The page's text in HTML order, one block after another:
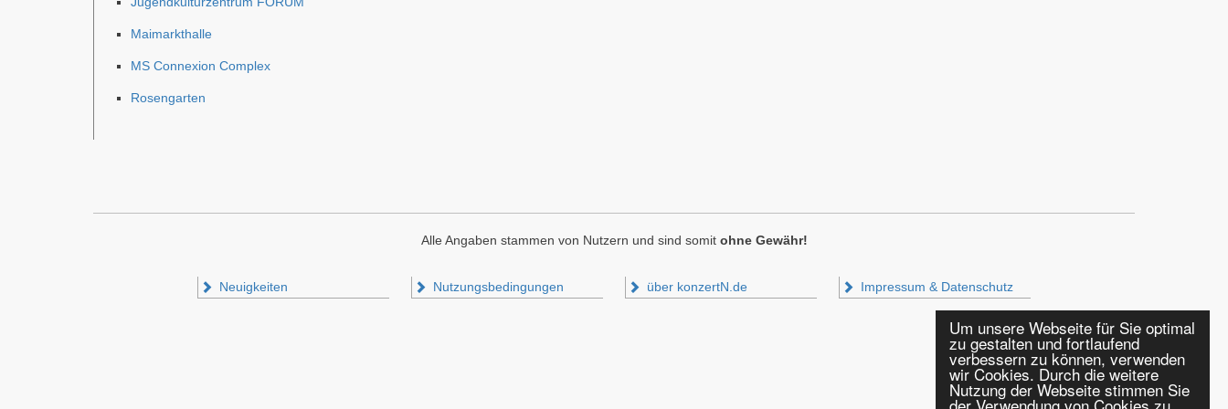
Um unsere Webseite für Sie optimal
zu gestalten und fortlaufend
verbessern zu können, verwenden
wir Cookies. Durch die weitere
Nutzung der Webseite stimmen Sie
Maimarkthalle
MS Connexion Complex
Rosengarten
Alle Angaben stammen von Nutzern und sind somit ohne Gewähr!
Neuigkeiten Nutzungsbedingungen über konzertN.de Impressum & Datenschutz